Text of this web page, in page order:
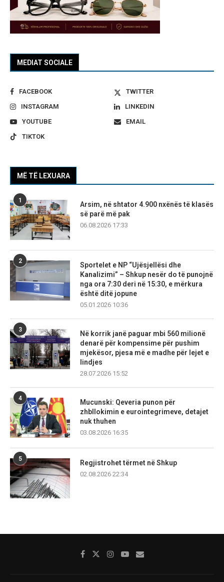
MEDIAT SOCIALE
FACEBOOK
TWITTER
INSTAGRAM
LINKEDIN
YOUTUBE
EMAIL
TIKTOK
MË TË LEXUARA
1
Arsim, në shtator 4.900 nxënës të klasës
së parë më pak
06.08.2026 17:33
2
Sportelet e NP “Ujësjellësi dhe
Kanalizimi” – Shkup nesër do të punojnë
nga ora 7:30 deri në 15:30, e mërkura
është ditë jopune
05.01.2026 10:36
3
Në korrik janë paguar mbi 560 milionë
denarë për kompensime për pushim
mjekësor, pjesa më e madhe për lejet e
lindjes
28.07.2026 15:52
4
Mucunski: Qeveria punon për
zhbllokimin e eurointegrimeve, detajet
nuk thuhen
03.08.2026 16:35
5
Regjistrohet tërmet në Shkup
02.08.2026 22:34